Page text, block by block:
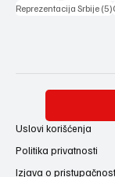
Reprezentacija Srbije (5)
Uslovi korišćenja
Politika privatnosti
Izjava o